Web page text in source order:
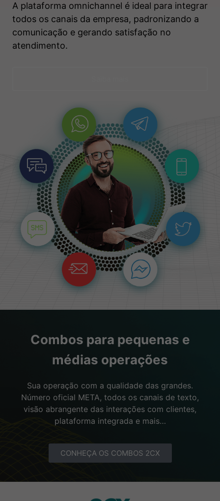
A plataforma omnichannel é ideal para integrar
todos os canais da empresa, padronizando a
comunicação e gerando satisfação no
atendimento.
Combos para pequenas e
médias operações
Sua operação com a qualidade das grandes.
Número oficial META, todos os canais de texto,
visão abrangente das interações com clientes,
plataforma integrada e mais…
CONHEÇA OS COMBOS 2CX